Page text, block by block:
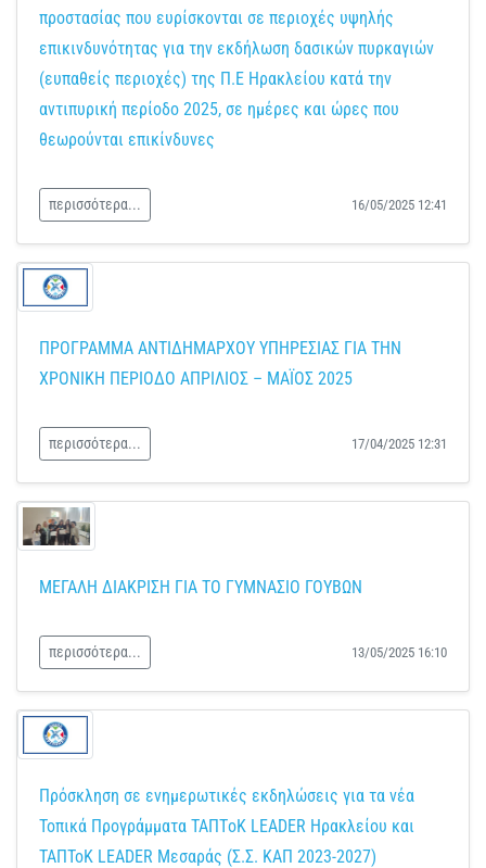
προστασίας που ευρίσκονται σε περιοχές υψηλής
επικινδυνότητας για την εκδήλωση δασικών πυρκαγιών
(ευπαθείς περιοχές) της Π.Ε Ηρακλείου κατά την
αντιπυρική περίοδο 2025, σε ημέρες και ώρες που
θεωρούνται επικίνδυνες
περισσότερα... 16/05/2025 12:41
ΠΡΟΓΡΑΜΜΑ ΑΝΤΙΔΗΜΑΡΧΟΥ ΥΠΗΡΕΣΙΑΣ ΓΙΑ ΤΗΝ
ΧΡΟΝΙΚΗ ΠΕΡΙΟΔΟ ΑΠΡΙΛΙΟΣ – ΜΑΪΟΣ 2025
περισσότερα... 17/04/2025 12:31
ΜΕΓΑΛΗ ΔΙΑΚΡΙΣΗ ΓΙΑ ΤΟ ΓΥΜΝΑΣΙΟ ΓΟΥΒΩΝ
περισσότερα... 13/05/2025 16:10
Πρόσκληση σε ενημερωτικές εκδηλώσεις για τα νέα
Τοπικά Προγράμματα ΤΑΠΤoK LEADER Ηρακλείου και
ΤΑΠΤοK LEADER Μεσαράς (Σ.Σ. ΚΑΠ 2023-2027)